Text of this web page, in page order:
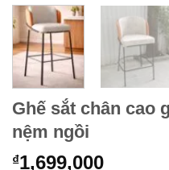
Ghế sắt chân cao
nệm ngồi
₫1,699,000